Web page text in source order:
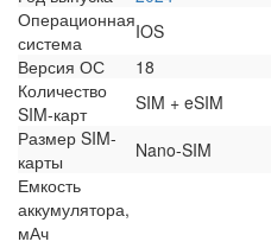
Операционная
система
IOS
Версия ОС
18
Количество
SIM-карт
SIM + eSIM
Размер SIM-
карты
Nano-SIM
Емкость
аккумулятора,
мАч